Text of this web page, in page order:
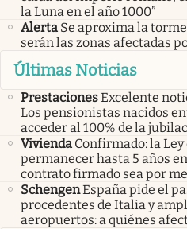
la Luna en el año 1000”
Alerta Se aproxima la
serán las zonas afectadas
Últimas Noticias
PrestacionesExcelente
Los pensionistas nacidos
acceder al 100% de la
Vivienda Confirmado: la
permanecer hasta 5 años
contrato firmado sea por
SchengenEspaña pide el
procedentes de Italia y
aeropuertos: a quiénes